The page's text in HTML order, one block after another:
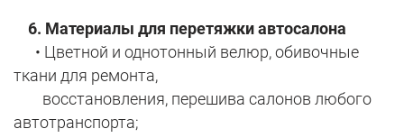
6. Материалы для перетяжки автосалона
• Цветной и однотонный велюр, обивочные
ткани для ремонта,
восстановления, перешива салонов любого
автотранспорта;